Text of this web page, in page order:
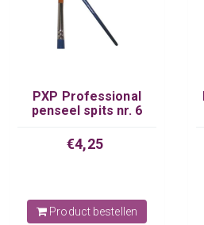
PXP Professional
penseel spits nr. 6
€4,25
Product bestellen